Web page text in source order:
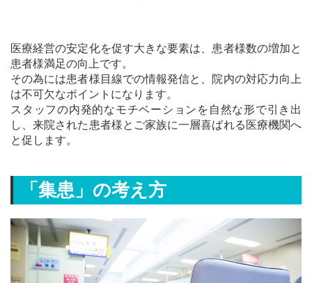
医療経営の安定化を促す大きな要素は、患者様数の増加と
患者様満足の向上です。
その為には患者様目線での情報発信と、院内の対応力向上
は不可欠なポイントになります。
スタッフの内発的なモチベーションを自然な形で引き出
し、来院された患者様とご家族に一層喜ばれる医療機関へ
と促します。
「集患」の考え方